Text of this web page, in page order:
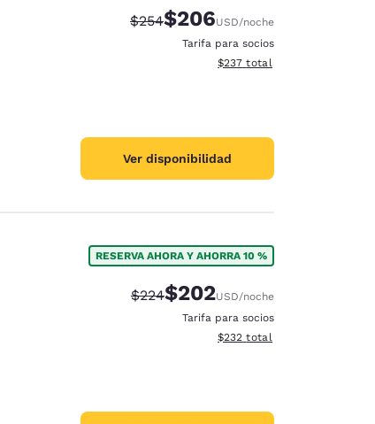
Precio tachado:
$254Precio con descuento:
$206USD/noche
Tarifa para socios
Ver detalles del total
$237 total
Ver disponibilidad
RESERVA AHORA Y AHORRA 10 %
Precio tachado:
$224Precio con descuento:
$202USD/noche
Tarifa para socios
Ver detalles del total
$232 total